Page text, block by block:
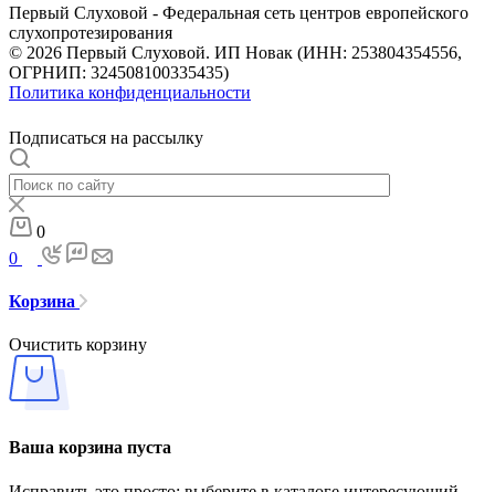
Первый Слуховой - Федеральная сеть центров европейского
слухопротезирования
© 2026 Первый Слуховой. ИП Новак (ИНН: 253804354556,
ОГРНИП: 324508100335435)
Политика конфиденциальности
Подписаться на рассылку
0
0
Корзина
Очистить корзину
Ваша корзина пуста